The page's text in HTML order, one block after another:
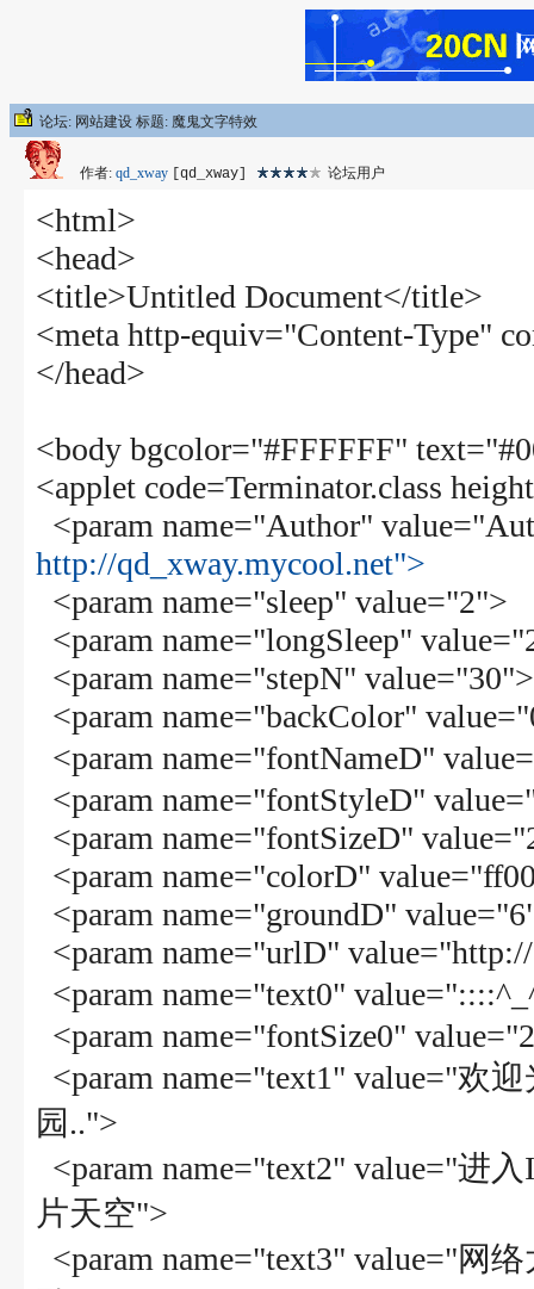
论坛: 网站建设 标题: 魔鬼文字特效
作者: qd_xway [qd_xway] 论坛用户
<html>
<head>
<title>Untitled Document</title>
<meta http-equiv="Content-Type"
</head>
<body bgcolor="#FFFFFF"
<applet code=Terminator.class
<param name="Author"
http://qd_xway.mycool.net">
<param name="sleep" value="2">
<param name="longSleep"
<param name="stepN" value="30">
<param name="backColor"
<param name="fontNameD"
<param name="fontStyleD"
<param name="fontSizeD"
<param name="colorD"
<param name="groundD"
<param name="urlD"
<param name="text0"
<param name="fontSize0"
<param name="text1" value="欢
园..">
<param name="text2" value="进
片天空">
<param name="text3" value="网